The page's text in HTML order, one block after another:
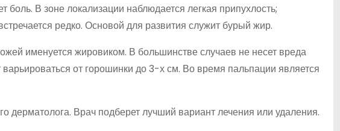
В зоне локализации наблюдается легкая припухлость;
редко. Основой для развития служит бурый жир.
именуется жировиком. В большинстве случаев не несет вреда
от горошинки до 3-х см. Во время пальпации является
дерматолога. Врач подберет лучший вариант лечения или удаления.